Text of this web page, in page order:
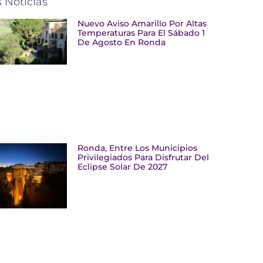
Nuevo Aviso Amarillo Por Altas
Temperaturas Para El Sábado 1
De Agosto En Ronda
Ronda, Entre Los Municipios
Privilegiados Para Disfrutar Del
Eclipse Solar De 2027